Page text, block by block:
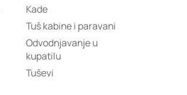
Kade
Tuš kabine i paravani
Odvodnjavanje u
kupatilu
Tuševi